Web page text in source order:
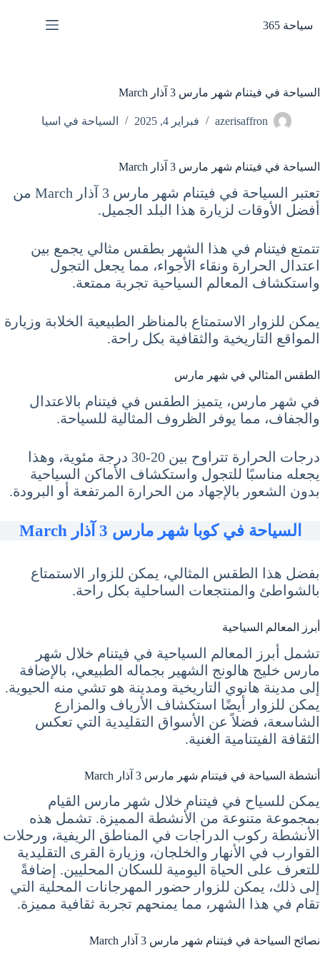
المحتوى
سياحة 365
السياحة في فيتنام شهر مارس 3 آذار March
azerisaffron فبراير 4, 2025 السياحة في اسيا
السياحة في فيتنام شهر مارس 3 آذار March
تعتبر السياحة في فيتنام شهر مارس 3 آذار March من
أفضل الأوقات لزيارة هذا البلد الجميل.
تتمتع فيتنام في هذا الشهر بطقس مثالي يجمع بين
اعتدال الحرارة ونقاء الأجواء، مما يجعل التجول
واستكشاف المعالم السياحية تجربة ممتعة.
يمكن للزوار الاستمتاع بالمناظر الطبيعية الخلابة وزيارة
المواقع التاريخية والثقافية بكل راحة.
الطقس المثالي في شهر مارس
في شهر مارس، يتميز الطقس في فيتنام بالاعتدال
والجفاف، مما يوفر الظروف المثالية للسياحة.
درجات الحرارة تتراوح بين 20-30 درجة مئوية، وهذا
يجعله مناسبًا للتجول واستكشاف الأماكن السياحية
بدون الشعور بالإجهاد من الحرارة المرتفعة أو البرودة.
السياحة في كوبا شهر مارس 3 آذار March
بفضل هذا الطقس المثالي، يمكن للزوار الاستمتاع
بالشواطئ والمنتجعات الساحلية بكل راحة.
أبرز المعالم السياحية
تشمل أبرز المعالم السياحية في فيتنام خلال شهر
مارس خليج هالونج الشهير بجماله الطبيعي، بالإضافة
إلى مدينة هانوي التاريخية ومدينة هو تشي منه الحيوية.
يمكن للزوار أيضًا استكشاف الأرياف والمزارع
الشاسعة، فضلاً عن الأسواق التقليدية التي تعكس
الثقافة الفيتنامية الغنية.
أنشطة السياحة في فيتنام شهر مارس 3 آذار March
يمكن للسياح في فيتنام خلال شهر مارس القيام
بمجموعة متنوعة من الأنشطة المميزة. تشمل هذه
الأنشطة ركوب الدراجات في المناطق الريفية، ورحلات
القوارب في الأنهار والخلجان، وزيارة القرى التقليدية
للتعرف على الحياة اليومية للسكان المحليين. إضافةً
إلى ذلك، يمكن للزوار حضور المهرجانات المحلية التي
تقام في هذا الشهر، مما يمنحهم تجربة ثقافية مميزة.
نصائح السياحة في فيتنام شهر مارس 3 آذار March